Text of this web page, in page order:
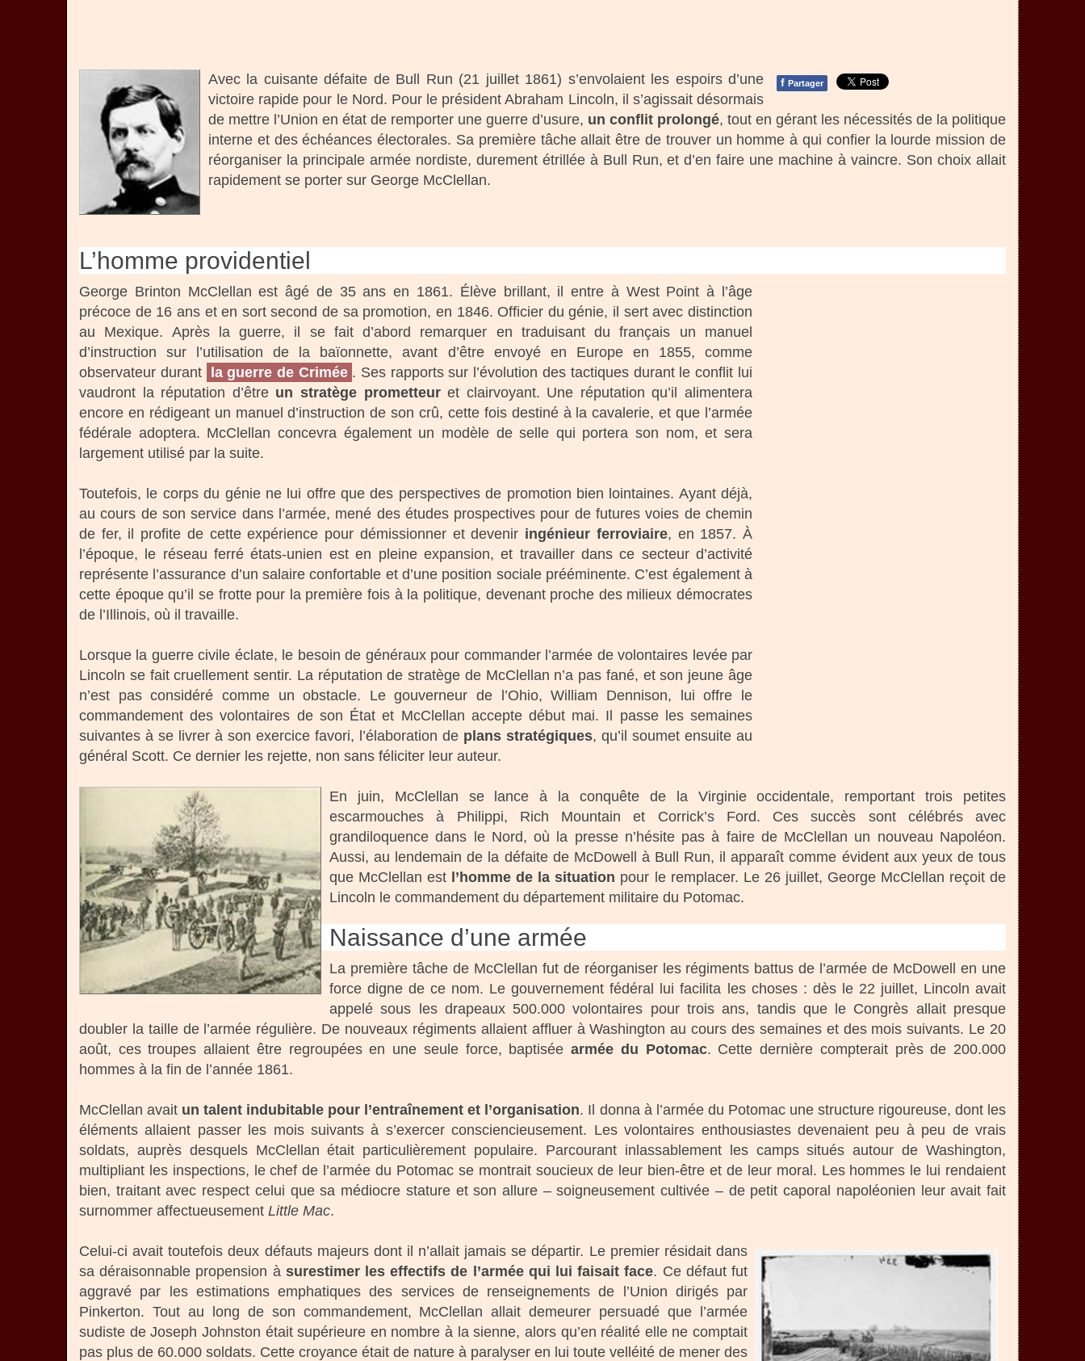
f Partager
Avec la cuisante défaite de Bull Run (21 juillet 1861) s’envolaient les espoirs d’une
victoire rapide pour le Nord. Pour le président Abraham Lincoln, il s’agissait désormais
de mettre l’Union en état de remporter une guerre d’usure, un conflit prolongé, tout en gérant les nécessités de la politique
interne et des échéances électorales. Sa première tâche allait être de trouver un homme à qui confier la lourde mission de
réorganiser la principale armée nordiste, durement étrillée à Bull Run, et d’en faire une machine à vaincre. Son choix allait
rapidement se porter sur George McClellan.
L’homme providentiel
George Brinton McClellan est âgé de 35 ans en 1861. Élève brillant, il entre à West Point à l’âge
précoce de 16 ans et en sort second de sa promotion, en 1846. Officier du génie, il sert avec distinction
au Mexique. Après la guerre, il se fait d’abord remarquer en traduisant du français un manuel
d’instruction sur l’utilisation de la baïonnette, avant d’être envoyé en Europe en 1855, comme
observateur durant
la guerre de Crimée . Ses rapports sur l’évolution des tactiques durant le conflit lui
vaudront la réputation d’être un stratège prometteuret clairvoyant. Une réputation qu’il alimentera
encore en rédigeant un manuel d’instruction de son crû, cette fois destiné à la cavalerie, et que l’armée
fédérale adoptera. McClellan concevra également un modèle de selle qui portera son nom, et sera
largement utilisé par la suite.
Toutefois, le corps du génie ne lui offre que des perspectives de promotion bien lointaines. Ayant déjà,
au cours de son service dans l’armée, mené des études prospectives pour de futures voies de chemin
de fer, il profite de cette expérience pour démissionner et devenir ingénieur ferroviaire, en 1857. À
l’époque, le réseau ferré états-unien est en pleine expansion, et travailler dans ce secteur d’activité
représente l’assurance d’un salaire confortable et d’une position sociale prééminente. C’est également à
cette époque qu’il se frotte pour la première fois à la politique, devenant proche des milieux démocrates
de l’Illinois, où il travaille.
Lorsque la guerre civile éclate, le besoin de généraux pour commander l’armée de volontaires levée par
Lincoln se fait cruellement sentir. La réputation de stratège de McClellan n’a pas fané, et son jeune âge
n’est pas considéré comme un obstacle. Le gouverneur de l’Ohio, William Dennison, lui offre le
commandement des volontaires de son État et McClellan accepte début mai. Il passe les semaines
suivantes à se livrer à son exercice favori, l’élaboration de plans stratégiques, qu’il soumet ensuite au
général Scott. Ce dernier les rejette, non sans féliciter leur auteur.
En juin, McClellan se lance à la conquête de la Virginie occidentale, remportant trois petites
escarmouches à Philippi, Rich Mountain et Corrick’s Ford. Ces succès sont célébrés avec
grandiloquence dans le Nord, où la presse n’hésite pas à faire de McClellan un nouveau Napoléon.
Aussi, au lendemain de la défaite de McDowell à Bull Run, il apparaît comme évident aux yeux de tous
que McClellan est l’homme de la situation pour le remplacer. Le 26 juillet, George McClellan reçoit de
Lincoln le commandement du département militaire du Potomac.
Naissance d’une armée
La première tâche de McClellan fut de réorganiser les régiments battus de l’armée de McDowell en une
force digne de ce nom. Le gouvernement fédéral lui facilita les choses : dès le 22 juillet, Lincoln avait
appelé sous les drapeaux 500.000 volontaires pour trois ans, tandis que le Congrès allait presque
doubler la taille de l’armée régulière. De nouveaux régiments allaient affluer à Washington au cours des semaines et des mois suivants. Le 20
août, ces troupes allaient être regroupées en une seule force, baptiséearmée du Potomac. Cette dernière compterait près de 200.000
hommes à la fin de l’année 1861.
McClellan avait un talent indubitable pour l’entraînement et l’organisation. Il donna à l’armée du Potomac une structure rigoureuse, dont les
éléments allaient passer les mois suivants à s’exercer consciencieusement. Les volontaires enthousiastes devenaient peu à peu de vrais
soldats, auprès desquels McClellan était particulièrement populaire. Parcourant inlassablement les camps situés autour de Washington,
multipliant les inspections, le chef de l’armée du Potomac se montrait soucieux de leur bien-être et de leur moral. Les hommes le lui rendaient
bien, traitant avec respect celui que sa médiocre stature et son allure – soigneusement cultivée – de petit caporal napoléonien leur avait fait
surnommer affectueusement Little Mac.
Celui-ci avait toutefois deux défauts majeurs dont il n’allait jamais se départir. Le premier résidait dans
sa déraisonnable propension à surestimer les effectifs de l’armée qui lui faisait face. Ce défaut fut
aggravé par les estimations emphatiques des services de renseignements de l’Union dirigés par
Pinkerton. Tout au long de son commandement, McClellan allait demeurer persuadé que l’armée
sudiste de Joseph Johnston était supérieure en nombre à la sienne, alors qu’en réalité elle ne comptait
pas plus de 60.000 soldats. Cette croyance était de nature à paralyser en lui toute velléité de mener des